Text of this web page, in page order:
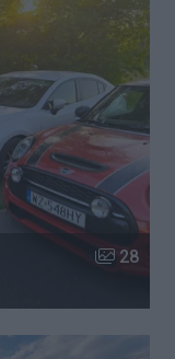
Liczba
28